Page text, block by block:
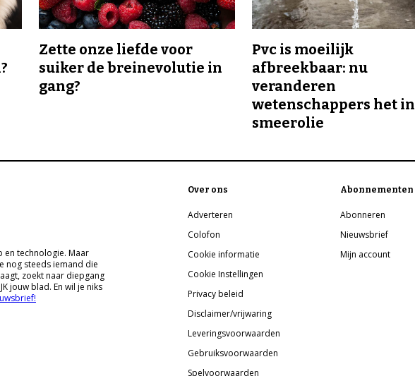
Zette onze liefde voor
suiker de breinevolutie in
gang?
Pvc is moeilijk
afbreekbaar: nu
veranderen
wetenschappers het in
smeerolie
en technologie. Maar
nog steeds iemand die
zoekt naar diepgang
jouw blad. En wil je niks
Over ons
Adverteren
Colofon
Cookie informatie
Cookie Instellingen
Privacy beleid
Disclaimer/vrijwaring
Leveringsvoorwaarden
Gebruiksvoorwaarden
Spelvoorwaarden
Abonnementen
Abonneren
Nieuwsbrief
Mijn account